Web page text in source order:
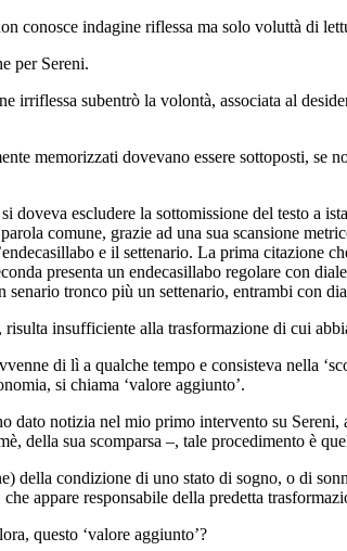
conosce indagine riflessa ma solo voluttà di
per Sereni.
irriflessa subentrò la volontà, associata al
memorizzati dovevano essere sottoposti, se
doveva escludere la sottomissione del te­sto a
comune, grazie ad una sua scansione
e il settenario. La prima citazione
presenta un endecasillabo regolare con
senario tronco più un set­tenario, entrambi con
risulta insufficiente alla trasformazione di cui
di lì a qualche tempo e consisteva nel­la
si chiama ‘valore aggiunto’.
dato notizia nel mio primo intervento su
della sua scomparsa –, tale procedimento è
della condizione di uno stato di sogno, o di
appare responsabile della predetta
questo ‘valore aggiunto’?